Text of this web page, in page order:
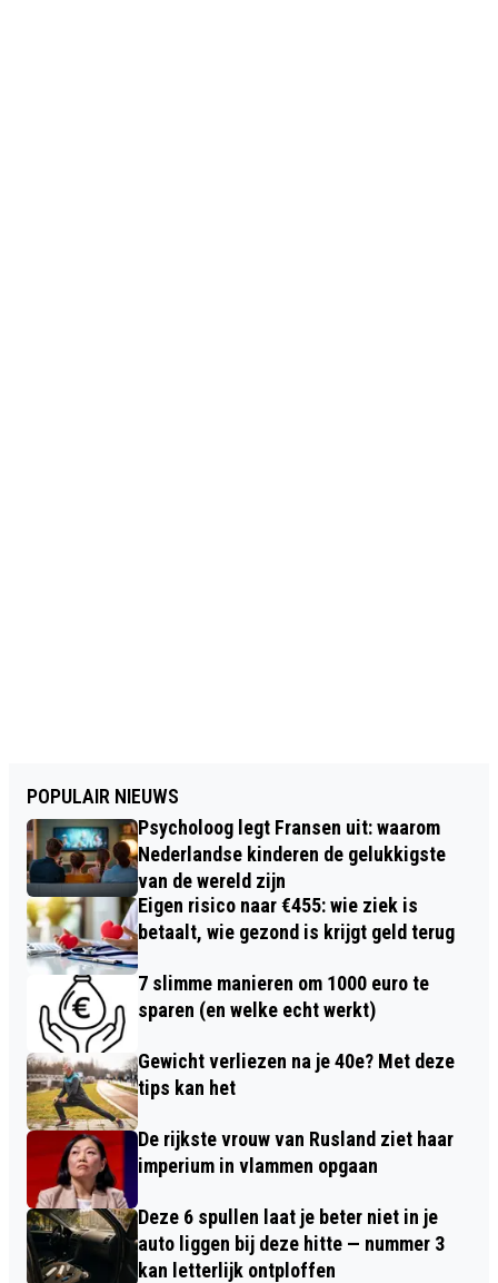
POPULAIR NIEUWS
Psycholoog legt Fransen uit: waarom
Nederlandse kinderen de gelukkigste
van de wereld zijn
Eigen risico naar €455: wie ziek is
betaalt, wie gezond is krijgt geld terug
7 slimme manieren om 1000 euro te
sparen (en welke echt werkt)
Gewicht verliezen na je 40e? Met deze
tips kan het
De rijkste vrouw van Rusland ziet haar
imperium in vlammen opgaan
Deze 6 spullen laat je beter niet in je
auto liggen bij deze hitte — nummer 3
kan letterlijk ontploffen